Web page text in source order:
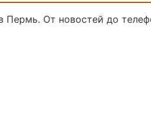
От новостей до